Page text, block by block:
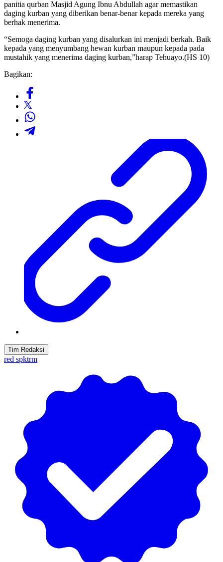
panitia qurban Masjid Agung Ibnu Abdullah agar memastikan
daging kurban yang diberikan benar-benar kepada mereka yang
berhak menerima.
“Semoga daging kurban yang disalurkan ini menjadi berkah. Baik
kepada yang menyumbang hewan kurban maupun kepada pada
mustahik yang menerima daging kurban,”harap Tehuayo.(HS 10)
Bagikan:
Tim Redaksi
red spktrm